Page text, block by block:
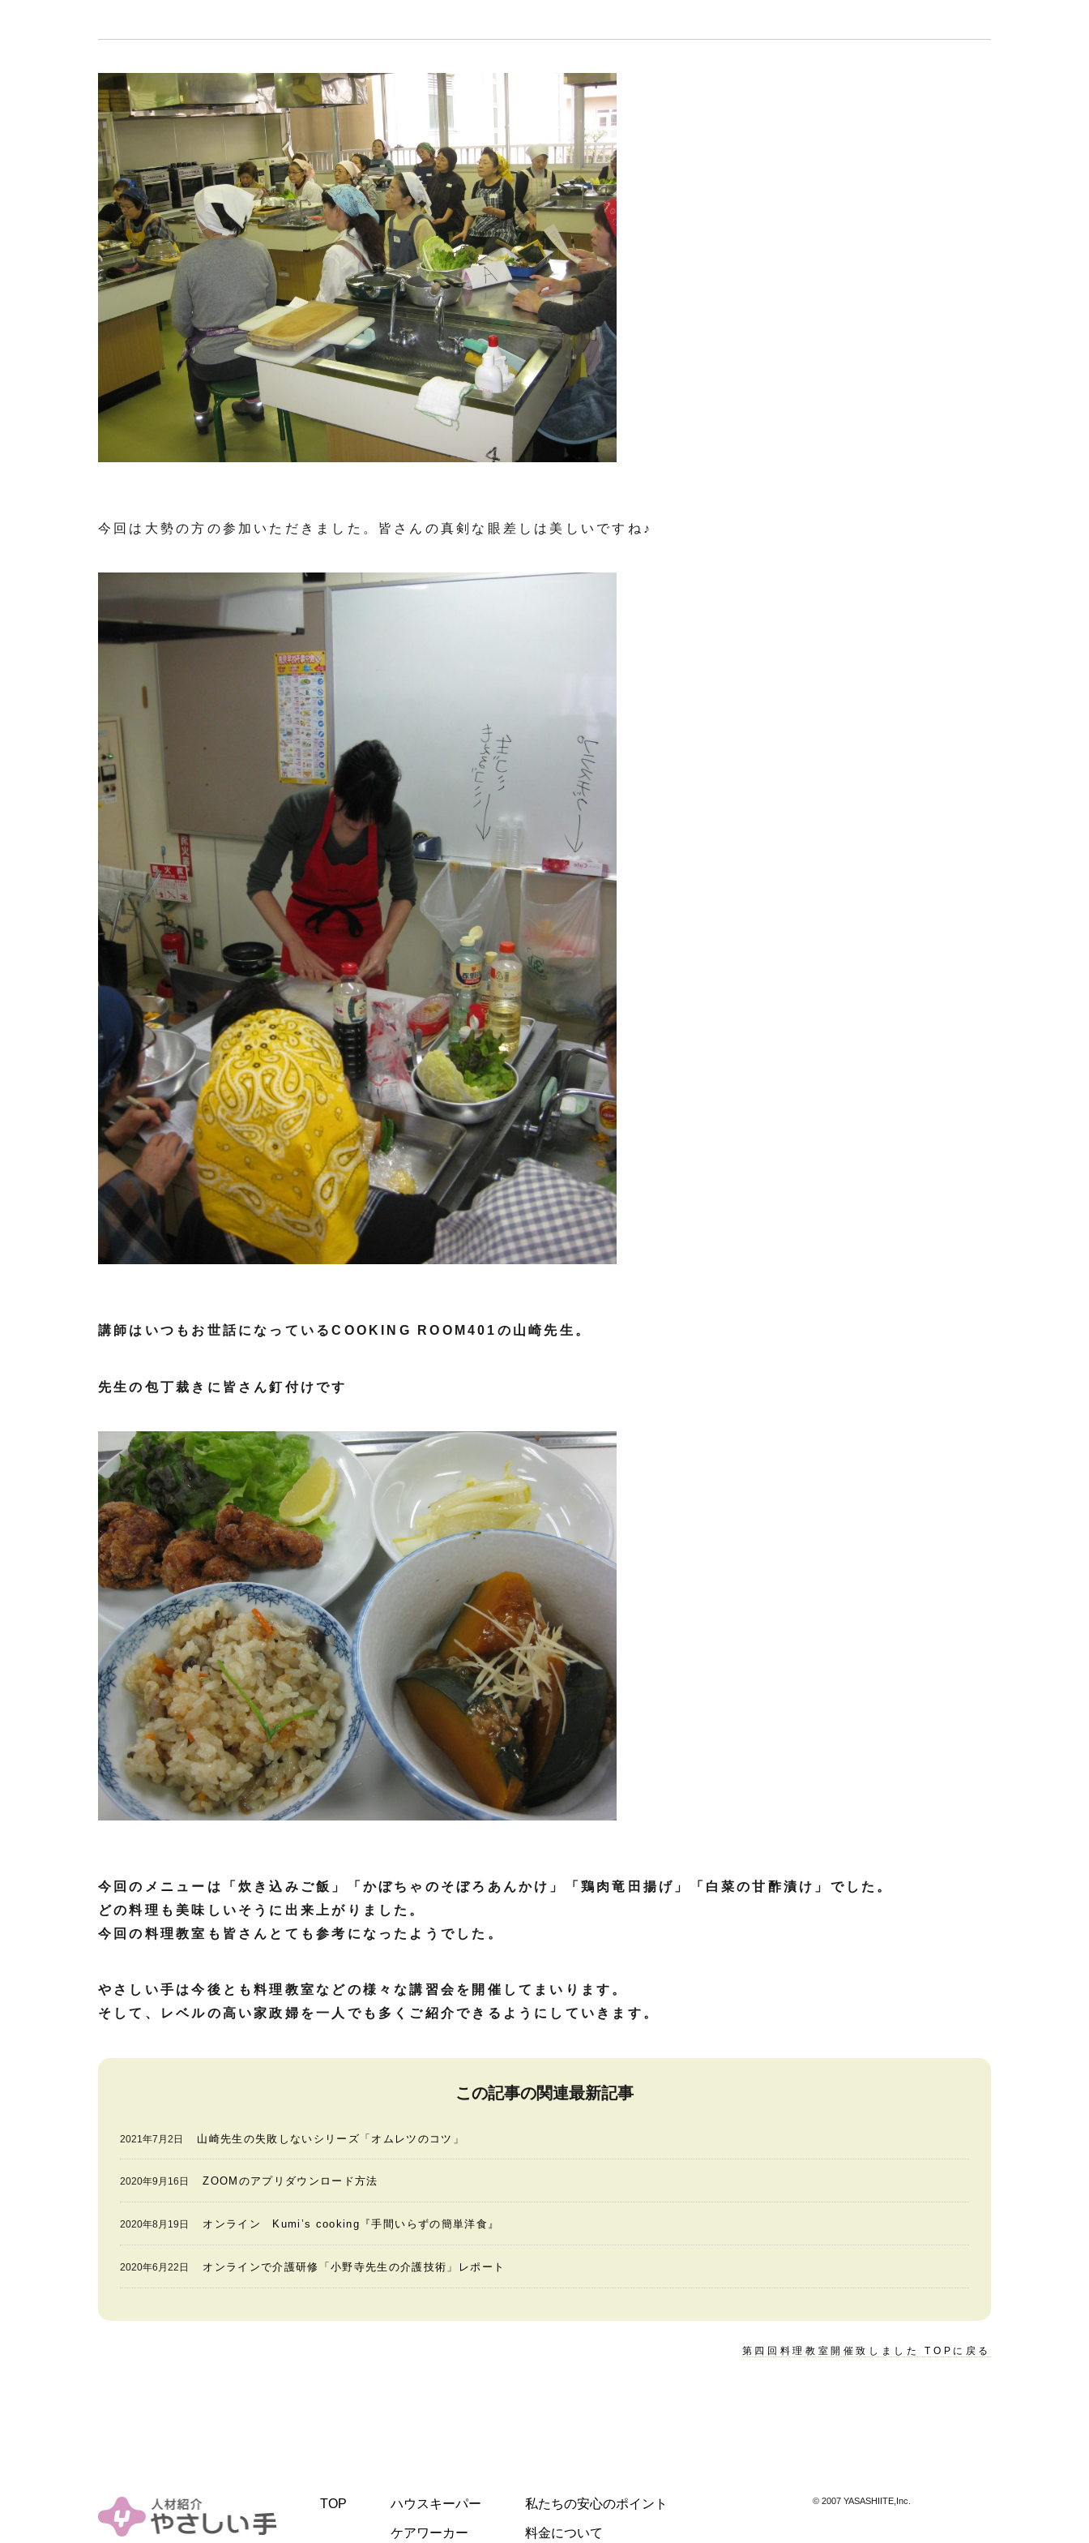
今回は大勢の方の参加いただきました。皆さんの真剣な眼差しは美しいですね♪
講師はいつもお世話になっているCOOKING ROOM401の山崎先生。
先生の包丁裁きに皆さん釘付けです
今回のメニューは「炊き込みご飯」「かぼちゃのそぼろあんかけ」「鶏肉竜田揚げ」「白菜の甘酢漬け」でした。
どの料理も美味しいそうに出来上がりました。
今回の料理教室も皆さんとても参考になったようでした。
やさしい手は今後とも料理教室などの様々な講習会を開催してまいります。
そして、レベルの高い家政婦を一人でも多くご紹介できるようにしていきます。
この記事の関連最新記事
2021年7月2日 山崎先生の失敗しないシリーズ「オムレツのコツ」
2020年9月16日 ZOOMのアプリダウンロード方法
2020年8月19日 オンライン Kumi’s cooking『手間いらずの簡単洋食』
2020年6月22日 オンラインで介護研修「小野寺先生の介護技術」レポート
第四回料理教室開催致しました TOPに戻る
TOP
ハウスキーパー
ケアワーカー
私たちの安心のポイント
料金について
© 2007 YASASHIITE,Inc.